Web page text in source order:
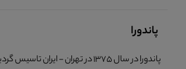
پاندورا
پاندورا در سال 1375 در تهران - ایران